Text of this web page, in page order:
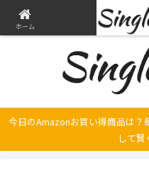
ヤマハ SRX250とFilano115、スバ
今日のAmazonお買い得商品は？
して賢
ホーム